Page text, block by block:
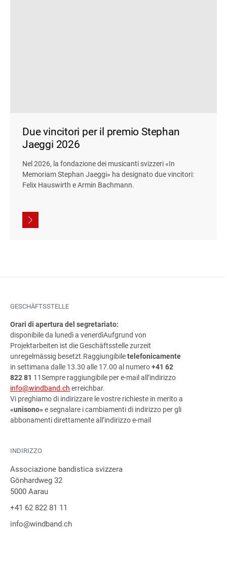
Due vincitori per il premio Stephan
Jaeggi 2026
Nel 2026, la fondazione dei musicanti svizzeri «In
Memoriam Stephan Jaeggi» ha designato due vincitori:
Felix Hauswirth e Armin Bachmann.
GESCHÄFTSSTELLE
Orari di apertura del segretariato:
disponibile da lunedì a venerdìAufgrund von
Projektarbeiten ist die Geschäftsstelle zurzeit
unregelmässig besetzt.Raggiungibiletelefonicamente
in settimana dalle 13.30 alle 17.00 al numero+41 62
822 81 11Sempre raggiungibile per e-mail all’indirizzo
info@windband.ch erreichbar.
Vi preghiamo di indirizzare le vostre richieste in merito a
«unisono»e segnalare i cambiamenti di indirizzo per gli
abbonamenti direttamente all’indirizzo e-mail
INDIRIZZO
Associazione bandistica svizzera
Gönhardweg 32
5000 Aarau
+41 62 822 81 11
info@windband.ch